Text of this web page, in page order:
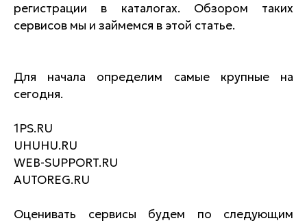
регистрации в каталогах. Обзором таких
сервисов мы и займемся в этой статье.
Для начала определим самые крупные на
сегодня.
1PS.RU
UHUHU.RU
WEB-SUPPORT.RU
AUTOREG.RU
Оценивать сервисы будем по следующим